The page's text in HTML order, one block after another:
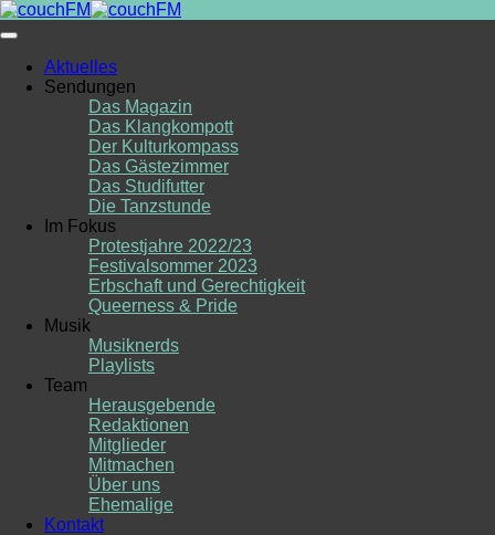
Skip
to
Aktuelles
Sendungen
Das Magazin
Das Klangkompott
Der Kulturkompass
Das Gästezimmer
Das Studifutter
Die Tanzstunde
Im Fokus
Protestjahre 2022/23
Festivalsommer 2023
Erbschaft und Gerechtigkeit
Queerness & Pride
Musik
Musiknerds
Playlists
Team
Herausgebende
Redaktionen
Mitglieder
Mitmachen
Über uns
Ehemalige
Kontakt